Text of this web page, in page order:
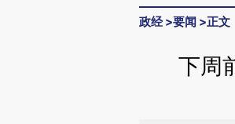
政经>要闻 >正文
下周